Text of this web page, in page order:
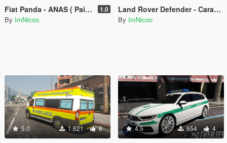
Fiat Panda - ANAS ( Paintjob - FiveM ) 1.0
By ImNicoo
Land Rover Defender - Carabinieri Forestali ( Paintjob | Fivem )
By ImNicoo
5.0 1.621 8 4.5 654 4